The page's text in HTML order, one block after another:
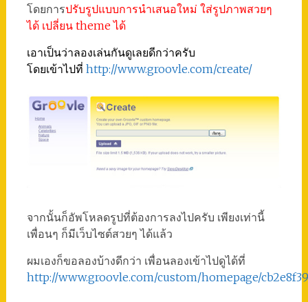
โดยการปรับรูปแบบการนำเสนอใหม่ ใส่รูปภาพสวยๆ
ได้ เปลี่ยน theme ได้
เอาเป็นว่าลองเล่นกันดูเลยดีกว่าครับ
โดยเข้าไปที่ http://www.groovle.com/create/
จากนั้นก็อัพโหลดรูปที่ต้องการลงไปครับ เพียงเท่านี้
เพื่อนๆ ก็มีเว็บไซต์สวยๆ ได้แล้ว
ผมเองก็ขอลองบ้างดีกว่า เพื่อนลองเข้าไปดูได้ที่
http://www.groovle.com/custom/homepage/